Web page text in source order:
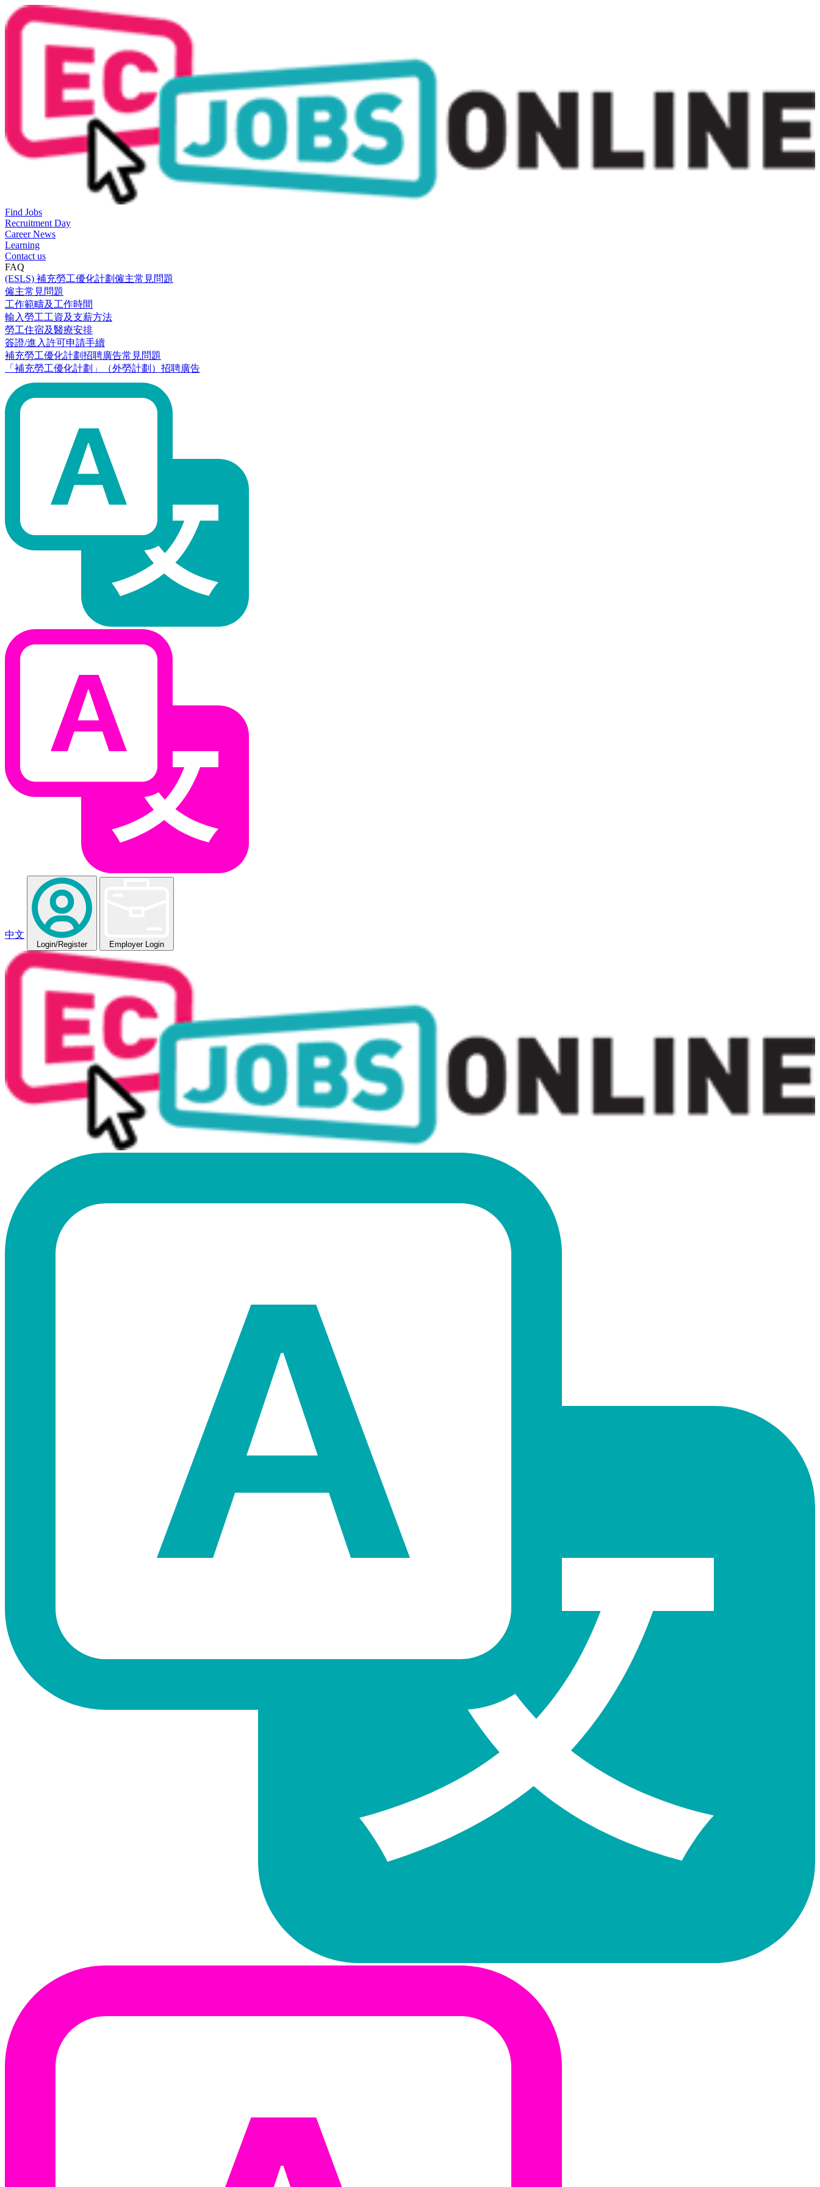
Find Jobs
Recruitment Day
Career News
Learning
Contact us
FAQ
(ESLS) 補充勞工優化計劃僱主常見問題
僱主常見問題
工作範疇及工作時間
輸入勞工工資及支薪方法
勞工住宿及醫療安排
簽證/進入許可申請手續
補充勞工優化計劃招聘廣告常見問題
「補充勞工優化計劃」（外勞計劃）招聘廣告
中文
Login/Register Employer Login